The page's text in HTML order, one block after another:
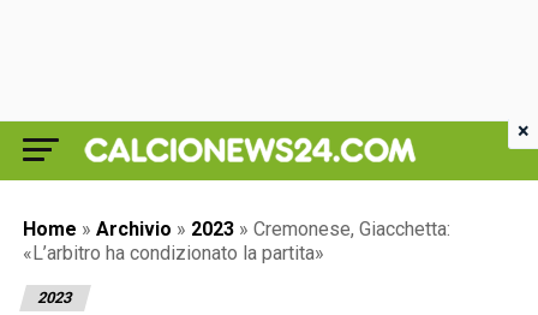
Home » Archivio » 2023 » Cremonese, Giacchetta:
«L’arbitro ha condizionato la partita»
2023
×